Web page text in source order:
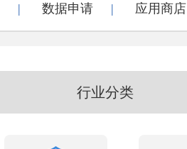
| 数据申请 | 应用商店
行业分类